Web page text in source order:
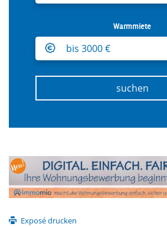
Warmmiete
suchen
Exposé drucken